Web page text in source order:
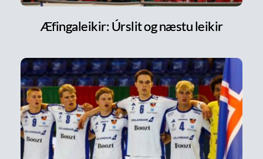
Æfingaleikir: Úrslit og næstu leikir